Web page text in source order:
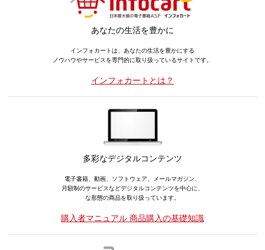
あなたの生活を豊かに
インフォカートは、あなたの生活を豊かにする
ノウハウやサービスを専門的に取り扱っているサイトです。
インフォカートとは？
多彩なデジタルコンテンツ
電子書籍、動画、ソフトウェア、メールマガジン、
月額制のサービスなどデジタルコンテンツを中心に、
な形態の商品を取り扱っています。
購入者マニュアル 商品購入の基礎知識